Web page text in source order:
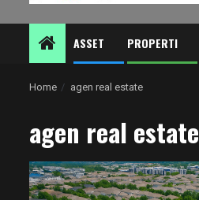
ASSET PROPERTI
Home agen real estate
agen real estate